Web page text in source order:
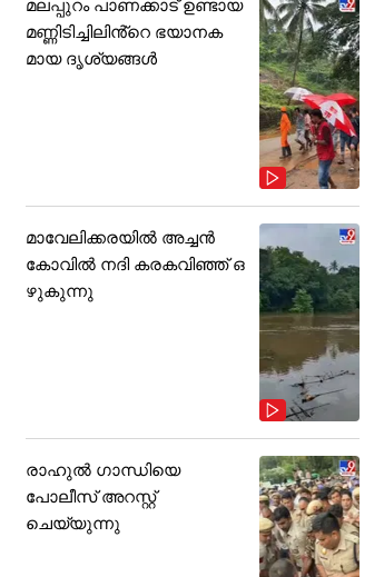
മലപ്പുറം പാണക്കാട് ഉണ്ടായ
മണ്ണിടിച്ചിലിൻ്റെ ഭയാനക
മായ ദൃശ്യങ്ങൾ
മാവേലിക്കരയിൽ അച്ചൻ
കോവിൽ നദി കരകവിഞ്ഞ് ഒ
ഴുകുന്നു
രാഹുൽ ഗാന്ധിയെ
പോലീസ് അറസ്റ്റ്
ചെയ്യുന്നു